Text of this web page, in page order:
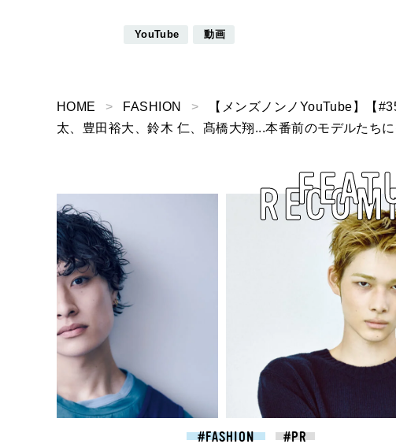
YouTube 動画
HOME FASHION
【メンズノンノYouTube】【
太、豊田裕大、鈴木 仁、髙橋大翔...本番前のモデルたちに
2026.07.09
FASHION